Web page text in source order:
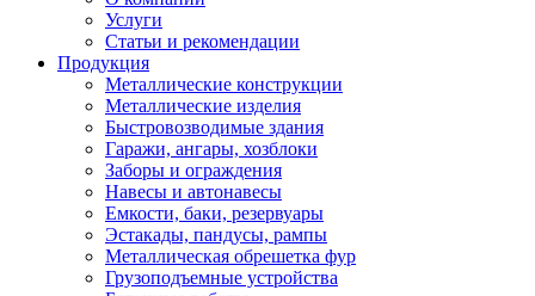
Услуги
Статьи и рекомендации
Продукция
Металлические конструкции
Металлические изделия
Быстровозводимые здания
Гаражи, ангары, хозблоки
Заборы и ограждения
Навесы и автонавесы
Емкости, баки, резервуары
Эстакады, пандусы, рампы
Металлическая обрешетка фур
Грузоподъемные устройства